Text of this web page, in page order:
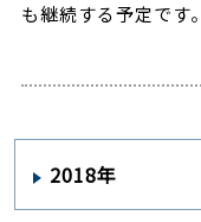
も継続する予定です。
2018年